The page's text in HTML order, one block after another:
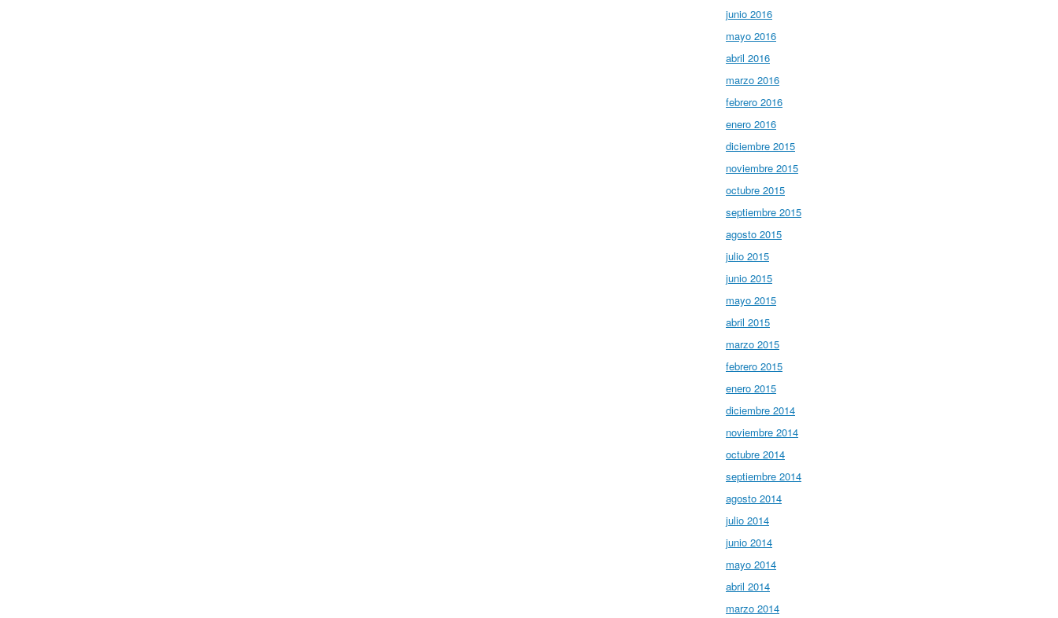
junio 2016
mayo 2016
abril 2016
marzo 2016
febrero 2016
enero 2016
diciembre 2015
noviembre 2015
octubre 2015
septiembre 2015
agosto 2015
julio 2015
junio 2015
mayo 2015
abril 2015
marzo 2015
febrero 2015
enero 2015
diciembre 2014
noviembre 2014
octubre 2014
septiembre 2014
agosto 2014
julio 2014
junio 2014
mayo 2014
abril 2014
marzo 2014